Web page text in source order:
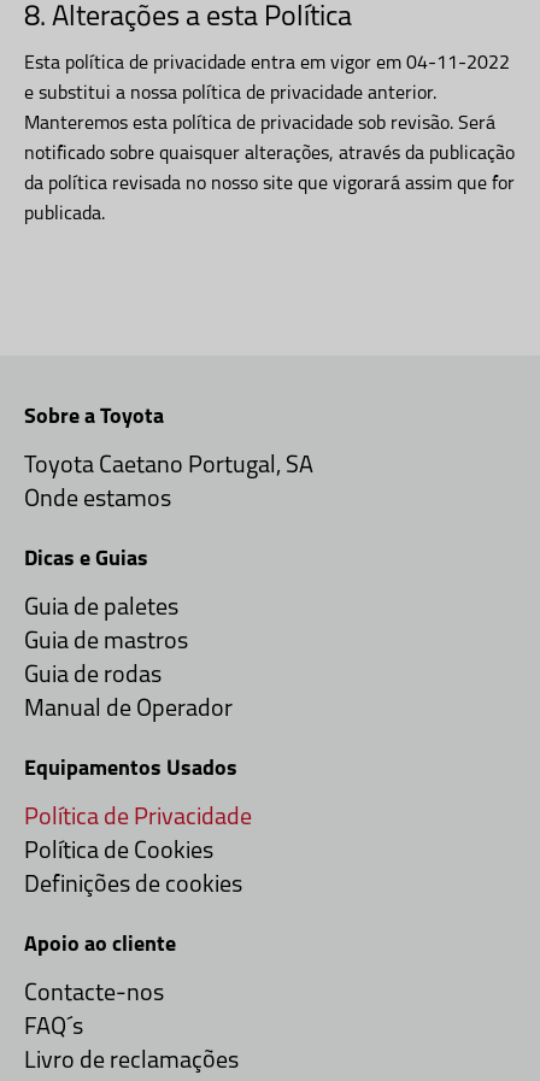
8. Alterações a esta Política
Esta política de privacidade entra em vigor em 04-11-2022
e substitui a nossa política de privacidade anterior.
Manteremos esta política de privacidade sob revisão. Será
notificado sobre quaisquer alterações, através da publicação
da política revisada no nosso site que vigorará assim que for
publicada.
Sobre a Toyota
Toyota Caetano Portugal, SA
Onde estamos
Dicas e Guias
Guia de paletes
Guia de mastros
Guia de rodas
Manual de Operador
Equipamentos Usados
Política de Privacidade
Política de Cookies
Definições de cookies
Apoio ao cliente
Contacte-nos
FAQ´s
Livro de reclamações